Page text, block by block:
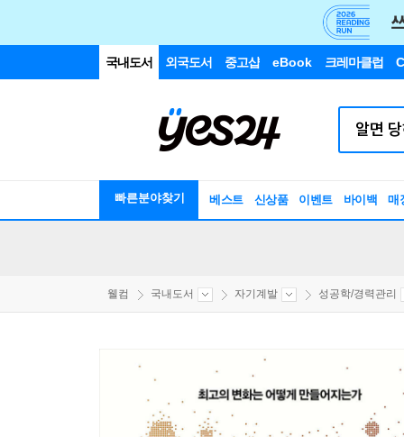
국내도서 외국도서 중고샵 eBook 크레마클럽
빠른분야찾기 베스트 신상품 이벤트 바이백 매
웰컴 국내도서 자기계발 성공학/경력관리